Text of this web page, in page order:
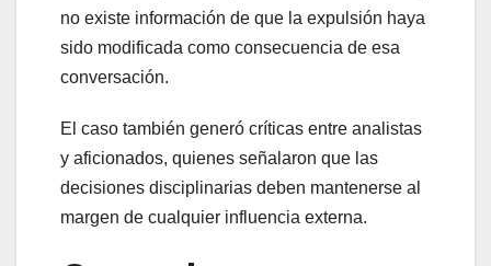
no existe información de que la expulsión haya
sido modificada como consecuencia de esa
conversación.
El caso también generó críticas entre analistas
y aficionados, quienes señalaron que las
decisiones disciplinarias deben mantenerse al
margen de cualquier influencia externa.